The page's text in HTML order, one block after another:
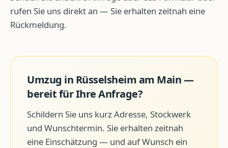
rufen Sie uns direkt an — Sie erhalten zeitnah eine
Rückmeldung.
Umzug in Rüsselsheim am Main—
bereit für Ihre Anfrage?
Schildern Sie uns kurz Adresse, Stockwerk
und Wunschtermin. Sie erhalten zeitnah
eine Einschätzung — und auf Wunsch ein